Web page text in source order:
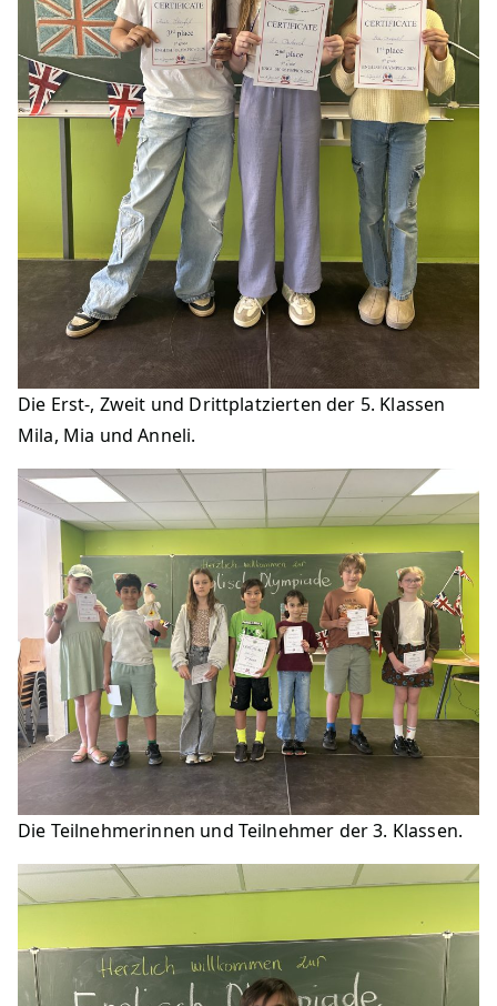
Die Erst-, Zweit und Drittplatzierten der 5. Klassen
Mila, Mia und Anneli.
Die Teilnehmerinnen und Teilnehmer der 3. Klassen.